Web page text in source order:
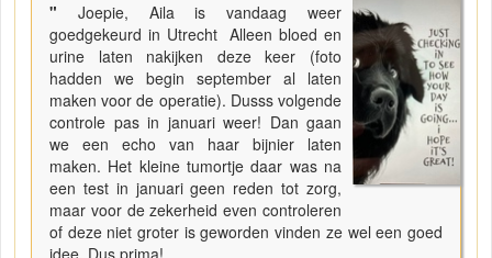
" Joepie, Aila is vandaag weer
goedgekeurd in Utrecht Alleen bloed en
urine laten nakijken deze keer (foto
hadden we begin september al laten
maken voor de operatie). Dusss volgende
controle pas in januari weer! Dan gaan
we een echo van haar bijnier laten
maken. Het kleine tumortje daar was na
een test in januari geen reden tot zorg,
maar voor de zekerheid even controleren
of deze niet groter is geworden vinden ze wel een goed